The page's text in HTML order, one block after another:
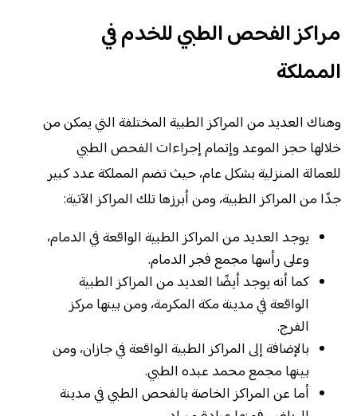
مراكز الفحص الطبي للخدم في
المملكة
وهناك العديد من المراكز الطبية المختلفة التي يمكن من
خلالها حجز الموعد وإتمام إجراءات الفحص الطبي
للعمالة المنزلية بشكل عام، حيث تضم المملكة عدد كبير
جدًا من المراكز الطبية، ومن أبرزها تلك المراكز الآتية:
يوجد العديد من المراكز الطبية الواقعة في الدمام،
وعلى رأسها مجمع فجر الدمام.
كما أنه يوجد أيضًا العديد من المراكز الطبية
الواقعة في مدينة مكة المكرمة، ومن بينها مركز
الفرج.
بالإضافة إلى المراكز الطبية الواقعة في جازان، ومن
بينها مجمع محمد عبده الطبي.
أما عن المراكز الخاصة بالفحص الطبي في مدينة